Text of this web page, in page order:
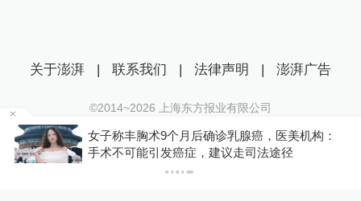
你有权知道更多
下载澎湃新闻客户端
下载APP
关于澎湃 | 联系我们 | 法律声明 | 澎湃广告
©2014~2026 上海东方报业有限公司
沪ICP证：沪B2-20170116 | 沪ICP备14003370号
互联网新闻信息服务许可证：31120170006
沪公网安备 31010602000299号